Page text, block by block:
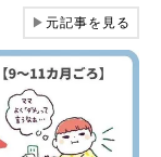
▶元記事を見る